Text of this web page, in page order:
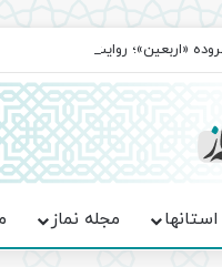
«اربعین»؛ روایت حماسه،
استانها مجله نماز